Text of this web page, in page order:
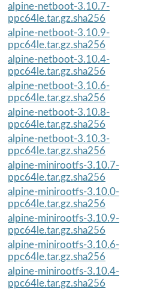
alpine-netboot-3.10.7-
ppc64le.tar.gz.sha256
alpine-netboot-3.10.9-
ppc64le.tar.gz.sha256
alpine-netboot-3.10.4-
ppc64le.tar.gz.sha256
alpine-netboot-3.10.6-
ppc64le.tar.gz.sha256
alpine-netboot-3.10.8-
ppc64le.tar.gz.sha256
alpine-netboot-3.10.3-
ppc64le.tar.gz.sha256
alpine-minirootfs-3.10.7-
ppc64le.tar.gz.sha256
alpine-minirootfs-3.10.0-
ppc64le.tar.gz.sha256
alpine-minirootfs-3.10.9-
ppc64le.tar.gz.sha256
alpine-minirootfs-3.10.6-
ppc64le.tar.gz.sha256
alpine-minirootfs-3.10.4-
ppc64le.tar.gz.sha256